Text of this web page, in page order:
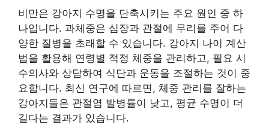
비만은 강아지 수명을 단축시키는 주요 원인 중 하
나입니다. 과체중은 심장과 관절에 무리를 주어 다
양한 질병을 초래할 수 있습니다. 강아지 나이 계산
법을 활용해 연령별 적정 체중을 관리하고, 필요 시
수의사와 상담하여 식단과 운동을 조절하는 것이 중
요합니다. 최신 연구에 따르면, 체중 관리를 잘하는
강아지들은 관절염 발병률이 낮고, 평균 수명이 더
길다는 결과가 있습니다.